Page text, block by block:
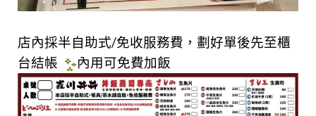
店內採半自助式/免收服務費，劃好單後先至櫃
台結帳
內用可免費加飯